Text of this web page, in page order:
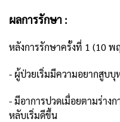
ผลการรักษา :
หลังการรักษาครั้งที่ 1 (10 พ
- ผู้ป่วยเริ่มมีความอยากสูบบุ
- มีอาการปวดเมื่อยตามร่าง
หลับเริ่มดีขึ้น